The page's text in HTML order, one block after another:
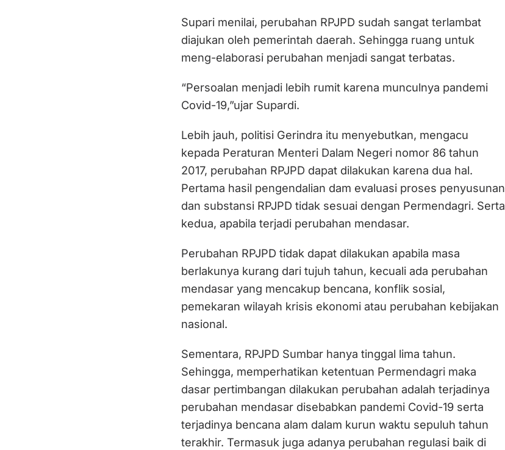
Supari menilai, perubahan RPJPD sudah sangat terlambat
diajukan oleh pemerintah daerah. Sehingga ruang untuk
meng-elaborasi perubahan menjadi sangat terbatas.
“Persoalan menjadi lebih rumit karena munculnya pandemi
Covid-19,”ujar Supardi.
Lebih jauh, politisi Gerindra itu menyebutkan, mengacu
kepada Peraturan Menteri Dalam Negeri nomor 86 tahun
2017, perubahan RPJPD dapat dilakukan karena dua hal.
Pertama hasil pengendalian dam evaluasi proses penyusunan
dan substansi RPJPD tidak sesuai dengan Permendagri. Serta
kedua, apabila terjadi perubahan mendasar.
Perubahan RPJPD tidak dapat dilakukan apabila masa
berlakunya kurang dari tujuh tahun, kecuali ada perubahan
mendasar yang mencakup bencana, konflik sosial,
pemekaran wilayah krisis ekonomi atau perubahan kebijakan
nasional.
Sementara, RPJPD Sumbar hanya tinggal lima tahun.
Sehingga, memperhatikan ketentuan Permendagri maka
dasar pertimbangan dilakukan perubahan adalah terjadinya
perubahan mendasar disebabkan pandemi Covid-19 serta
terjadinya bencana alam dalam kurun waktu sepuluh tahun
terakhir. Termasuk juga adanya perubahan regulasi baik di